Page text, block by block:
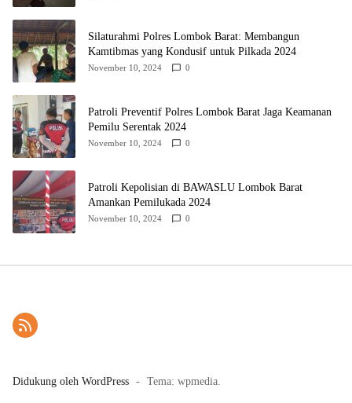
Silaturahmi Polres Lombok Barat: Membangun
Kamtibmas yang Kondusif untuk Pilkada 2024
November 10, 2024 0
Patroli Preventif Polres Lombok Barat Jaga Keamanan
Pemilu Serentak 2024
November 10, 2024 0
Patroli Kepolisian di BAWASLU Lombok Barat
Amankan Pemilukada 2024
November 10, 2024 0
Didukung oleh WordPress - Tema: wpmedia.